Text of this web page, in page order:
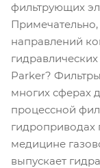
фильтрующих
направлений
Parker?
многих сферах
процессной
медицине
выпускает